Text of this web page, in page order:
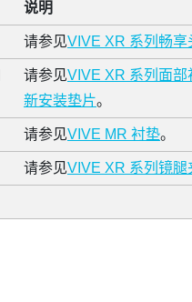
说明
请参见VIVE XR 系列畅享
请参见VIVE XR 系列面部
新安装垫片。
请参见VIVE MR 衬垫。
请参见VIVE XR 系列镜腿